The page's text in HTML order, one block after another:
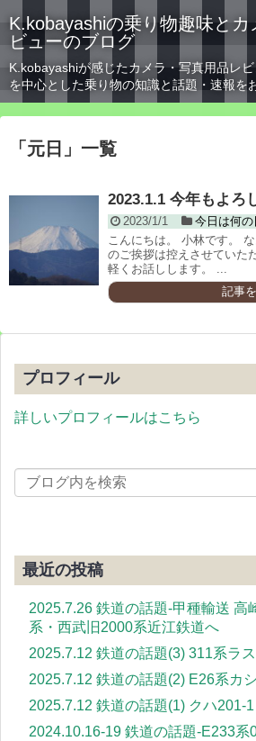
K.kobayashiの乗り物趣味とカ
ビューのブログ
K.kobayashiが感じたカメラ・写真用品レ
を中心とした乗り物の知識と話題・速報を
「 元日 」 一覧
2023.1.1 今年もよろ
2023/1/1
今日は何の
こんにちは。 小林です。
のご挨拶は控えさせていた
軽くお話しします。 ...
記事
プロフィール
詳しいプロフィールはこちら
最近の投稿
2025.7.26 鉄道の話題-甲種輸送 高
系・西武旧2000系近江鉄道へ
2025.7.12 鉄道の話題(3) 311系ラ
2025.7.12 鉄道の話題(2) E26系カ
2025.7.12 鉄道の話題(1) クハ201-
2024.10.16-19 鉄道の話題-E233系